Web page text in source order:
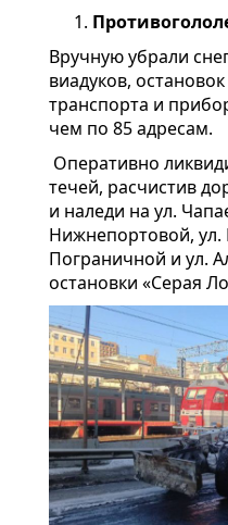
Вручную убрали
виадуков,
транспорта и
чем по 85 адресам.
Оперативно
течей, расчистив
и наледи на ул.
Нижнепортовой, ул.
Пограничной и ул.
остановки «Серая